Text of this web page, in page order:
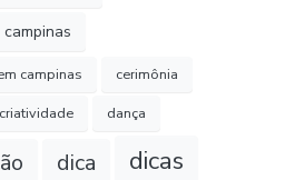
campinas cerimônia
criatividade dança
dica dicas